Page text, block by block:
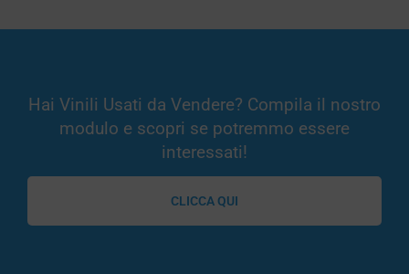
Hai Vinili Usati da Vendere? Compila il nostro
modulo e scopri se potremmo essere
interessati!
CLICCA QUI